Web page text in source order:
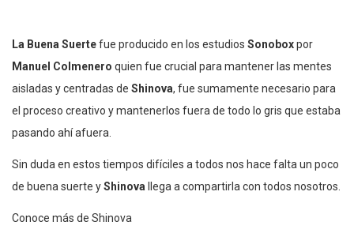
La Buena Suertefue producido en los estudios Sonoboxpor
Manuel Colmenero quien fue crucial para mantener las mentes
aisladas y centradas de Shinova, fue sumamente necesario para
el proceso creativo y mantenerlos fuera de todo lo gris que estaba
pasando ahí afuera.
Sin duda en estos tiempos difíciles a todos nos hace falta un poco
de buena suerte yShinova llega a compartirla con todos nosotros.
Conoce más de Shinova